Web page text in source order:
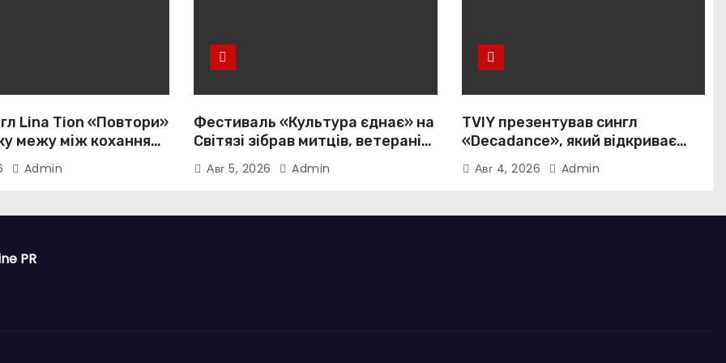
Lina Tion «Повтори»
межу між коханням,
та нав’язливою
Admin
Фестиваль «Культура єднає» на
Світязі зібрав митців, ветеранів і
громади з усієї України
Авг 5, 2026 Admin
TVIY презентував сингл
«Decadance», який відкриває
нову сторінку українського
нуар-попу
Авг 4, 2026 Admin
PR